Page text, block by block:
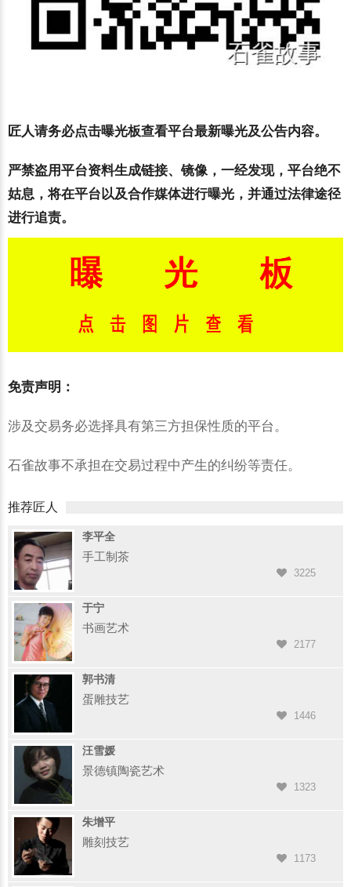
匠人请务必点击曝光板查看平台最新曝光及公告内容。
严禁盗用平台资料生成链接、镜像，一经发现，平台绝不
姑息，将在平台以及合作媒体进行曝光，并通过法律途径
进行追责。
免责声明：
涉及交易务必选择具有第三方担保性质的平台。
石雀故事不承担在交易过程中产生的纠纷等责任。
推荐匠人
李平全
手工制茶
3225
于宁
书画艺术
2177
郭书清
蛋雕技艺
1446
汪雪媛
景德镇陶瓷艺术
1323
朱增平
雕刻技艺
1173